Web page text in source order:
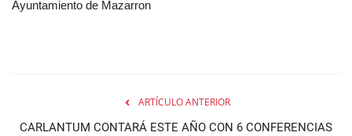
Ayuntamiento de Mazarron
ARTÍCULO ANTERIOR
CARLANTUM CONTARÁ ESTE AÑO CON 6 CONFERENCIAS